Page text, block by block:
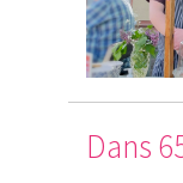
Dans